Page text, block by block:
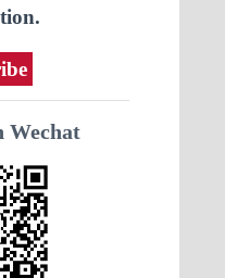
Wechat